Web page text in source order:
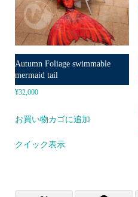
Autumn Foliage swimmable
mermaid tail
¥32,000
お買い物カゴに追加
クイック表示